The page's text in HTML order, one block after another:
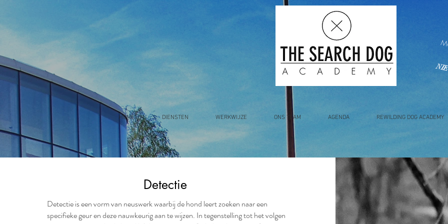
HOME DIENSTEN WERKWIJZE ONS TEAM AGENDA REWILDING DOG ACADEMY
Detectie
Empower
Detectie is een vorm van neuswerk waarbij de hond leert zoeken naar een
specifieke geur en deze nauwkeurig aan te wijzen. In tegenstelling tot het volgen